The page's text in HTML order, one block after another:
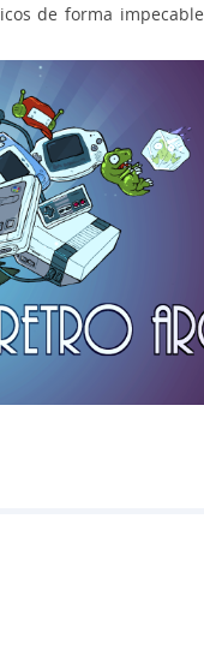
de forma impecable.